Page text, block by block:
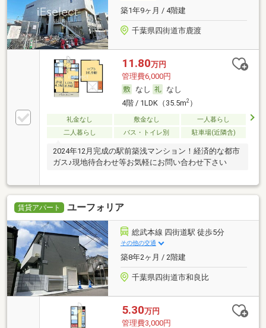
築1年9ヶ月 / 4階建
千葉県四街道市鹿渡
11.80万円
管理費6,000円
なし
なし
4階 / 1LDK（35.5m2）
礼金なし 敷金なし
一人暮らし
二人暮らし
バス・トイレ別 駐車場(近隣含)
2024年12月完成の駅前築浅マンション！経済的な都市
ガス♪現地待合わせ等お気軽にお問い合わせ下さい
賃貸アパート ユーフォリア
総武本線 四街道駅 徒歩5分
その他の交通
築8年2ヶ月 / 2階建
千葉県四街道市和良比
5.30万円
管理費3,000円